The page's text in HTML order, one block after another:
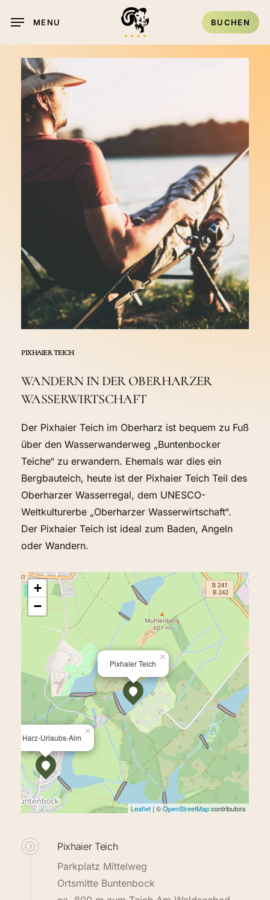
main
content
BUCHEN
MENU
PIXHAIER TEICH
WANDERN IN DER OBERHARZER
WASSERWIRTSCHAFT
Der Pixhaier Teich im Oberharz ist bequem zu Fuß
über den Wasserwanderweg „Buntenbocker
Teiche“ zu erwandern. Ehemals war dies ein
Bergbauteich, heute ist der Pixhaier Teich Teil des
Oberharzer Wasserregal, dem UNESCO-
Weltkulturerbe „Oberharzer Wasserwirtschaft“.
Der Pixhaier Teich ist ideal zum Baden, Angeln
oder Wandern.
Pixhaier Teich
×
Die Harz-Urlaubs-Alm
×
+
−
Leaflet | ©OpenStreetMapcontributors
Pixhaier Teich
Parkplatz Mittelweg
Ortsmitte Buntenbock